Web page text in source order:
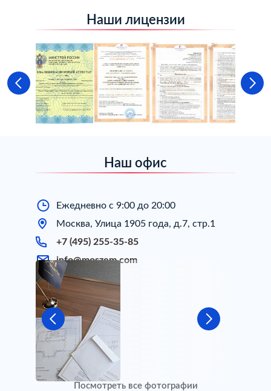
Наши лицензии
Наш офис
Ежедневно с 9:00 до 20:00
Москва, Улица 1905 года, д.7, стр.1
+7 (495) 255-35-85
info@moszem.com
Посмотреть все фотографии